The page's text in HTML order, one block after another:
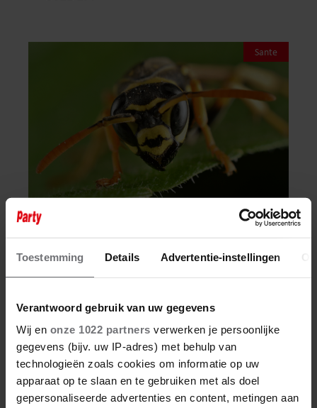
Toestemming Details Advertentie-instellingen
Verantwoord gebruik van uw gegevens
Wij en onze 1022 partners verwerken je persoonlijke
gegevens (bijv. uw IP-adres) met behulp van
technologieën zoals cookies om informatie op uw
apparaat op te slaan en te gebruiken met als doel
gepersonaliseerde advertenties en content, metingen aan
Sante
9 augustus 2026
WESPENSTEEK